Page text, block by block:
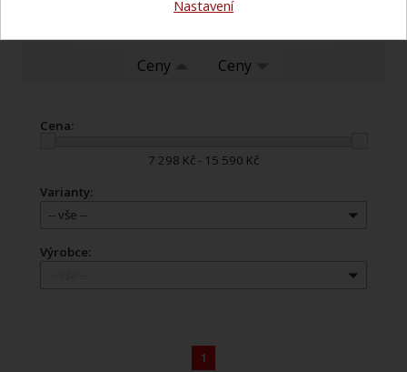
Ceny
Ceny
Cena:
7 298 Kč - 15 590 Kč
Varianty:
-- vše --
Výrobce:
1
Nastavení